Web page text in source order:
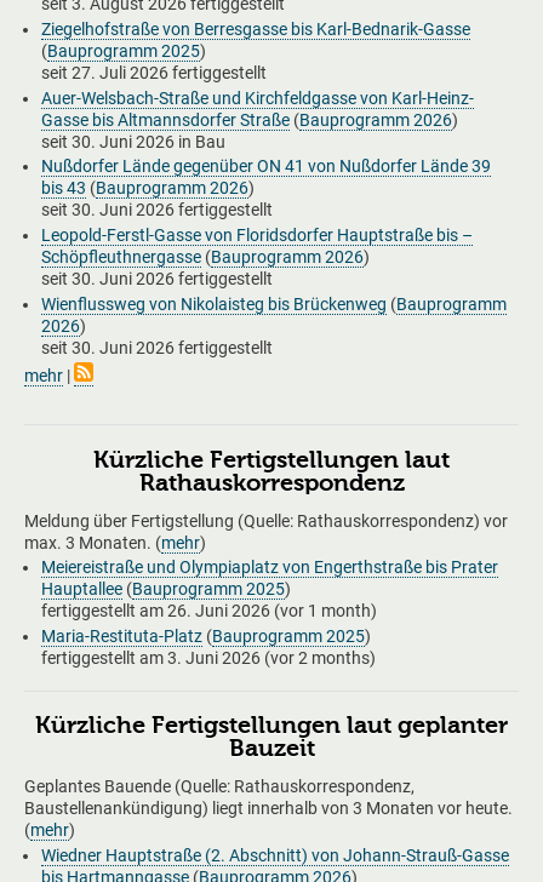
Ziegelhofstraße von Berresgasse bis Karl-Bednarik-Gasse
(Bauprogramm 2025)
seit 27. Juli 2026fertiggestellt
Auer-Welsbach-Straße und Kirchfeldgasse von Karl-Heinz-
Gasse bis Altmannsdorfer Straße (Bauprogramm 2026)
seit 30. Juni 2026 in Bau
Nußdorfer Lände gegenüber ON 41 von Nußdorfer Lände 39
bis 43 (Bauprogramm 2026)
seit 30. Juni 2026fertiggestellt
Leopold-Ferstl-Gasse von Floridsdorfer Hauptstraße bis –
Schöpfleuthnergasse (Bauprogramm 2026)
seit 30. Juni 2026fertiggestellt
Wienflussweg von Nikolaisteg bis Brückenweg (Bauprogramm
2026)
seit 30. Juni 2026fertiggestellt
mehr |
Kürzliche Fertigstellungen laut
Rathauskorrespondenz
Meldung über Fertigstellung (Quelle: Rathauskorrespondenz) vor
max. 3 Monaten. (mehr)
Meiereistraße und Olympiaplatz von Engerthstraße bis Prater
Hauptallee (Bauprogramm 2025)
fertiggestellt am26. Juni 2026 (vor 1 month)
Maria-Restituta-Platz (Bauprogramm 2025)
fertiggestellt am3. Juni 2026 (vor 2 months)
Kürzliche Fertigstellungen laut geplanter
Bauzeit
Geplantes Bauende (Quelle: Rathauskorrespondenz,
Baustellenankündigung) liegt innerhalb von 3 Monaten vor heute.
(mehr)
Wiedner Hauptstraße (2. Abschnitt) von Johann-Strauß-Gasse
bis Hartmanngasse (Bauprogramm 2026)